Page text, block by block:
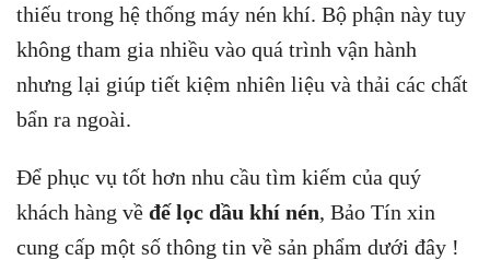
thiếu trong hệ thống máy nén khí. Bộ phận này tuy
không tham gia nhiều vào quá trình vận hành
nhưng lại giúp tiết kiệm nhiên liệu và thải các chất
bẩn ra ngoài.
Để phục vụ tốt hơn nhu cầu tìm kiếm của quý
khách hàng về đế lọc dầu khí nén, Bảo Tín xin
cung cấp một số thông tin về sản phẩm dưới đây !